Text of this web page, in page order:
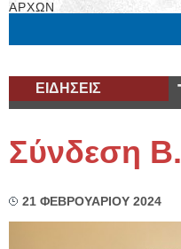
ΑΡΧΩΝ
ΕΙΔΗΣΕΙΣ
Σύνδεση
21 ΦΕΒΡΟΥΑΡΙΟΥ 2024